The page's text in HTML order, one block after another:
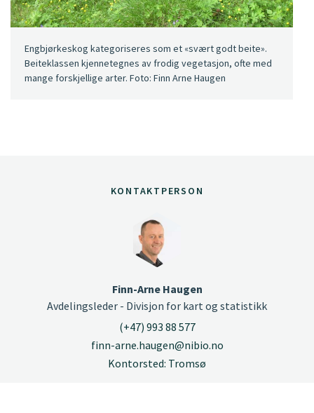
Engbjørkeskog kategoriseres som et «svært godt beite».
Beiteklassen kjennetegnes av frodig vegetasjon, ofte med
mange forskjellige arter. Foto: Finn Arne Haugen
KONTAKTPERSON
Finn-Arne Haugen
Avdelingsleder - Divisjon for kart og statistikk
(+47) 993 88 577
finn-arne.haugen@nibio.no
Kontorsted: Tromsø